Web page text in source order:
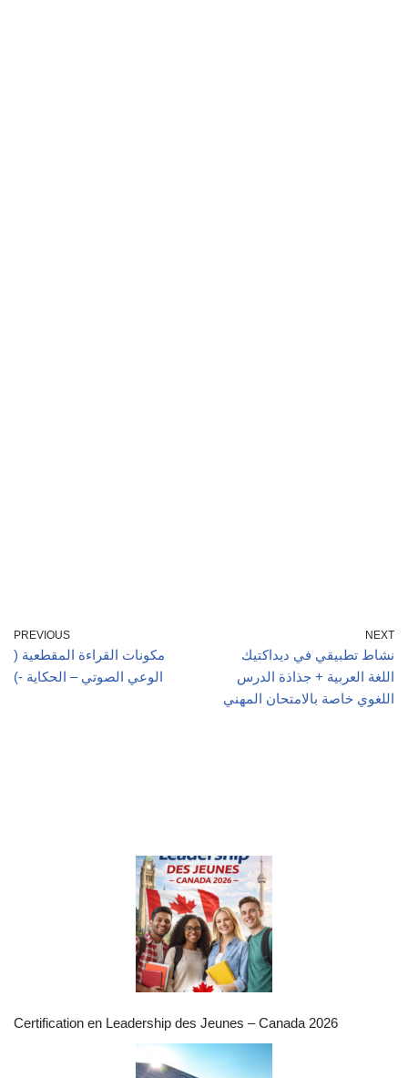
PREVIOUS
مكونات القراءة المقطعية (
الوعي الصوتي – الحكاية -)
NEXT
نشاط تطبيقي في ديداكتيك
اللغة العربية + جذاذة الدرس
اللغوي خاصة بالامتحان المهني
Certification en Leadership des Jeunes – Canada 2026